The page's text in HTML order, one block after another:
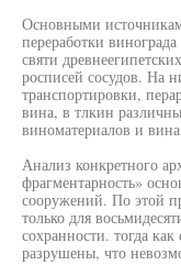
Основными
переработки
святи
росписей сосудов. На
транспортировки,
вина, в тлкин
виноматериалов и
Анализ конкретного
фрагментарность»
сооружений. По этой
только для
сохранности. тогда как
разрушены, что